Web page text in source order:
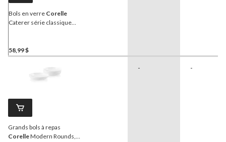
Bols en verre Corelle
Caterer série classique
58,99 $
Grands bols à repas
CorelleModern Rounds,
- -